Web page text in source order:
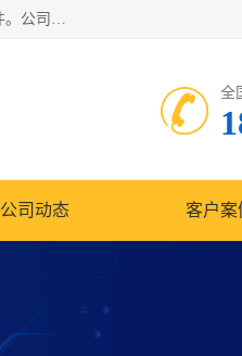
无锡凯乐福智能科技有限公司主营产品：打包机油泵、风冷式油冷却器、液压阀、液压泵、冷却器、过滤器及气动元器件。公司主导生产齿轮泵、齿轮马达、液压阀等产品。共计100多个系列、3000余种规格。覆盖了液压系统的动力元件、控制元件和执行元件，具备较强的成套供货、服务能力。
全
公司动态 客户案